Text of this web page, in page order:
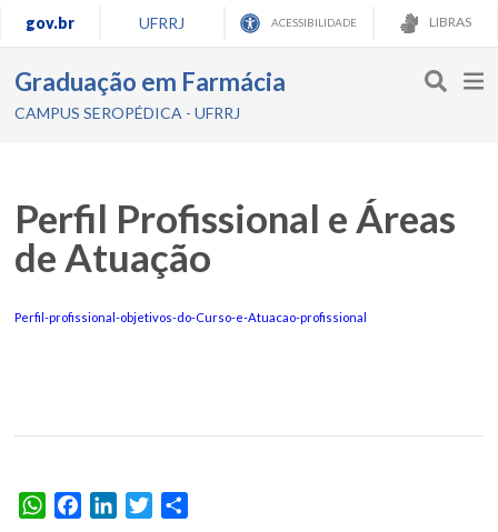
gov.br UFRRJ ACESSIBILIDADE LIBRAS
Graduação em Farmácia
CAMPUS SEROPÉDICA - UFRRJ
Perfil Profissional e Áreas
de Atuação
Perfil-profissional-objetivos-do-Curso-e-Atuacao-profissional
WhatsAppFacebookLinkedInTwitter